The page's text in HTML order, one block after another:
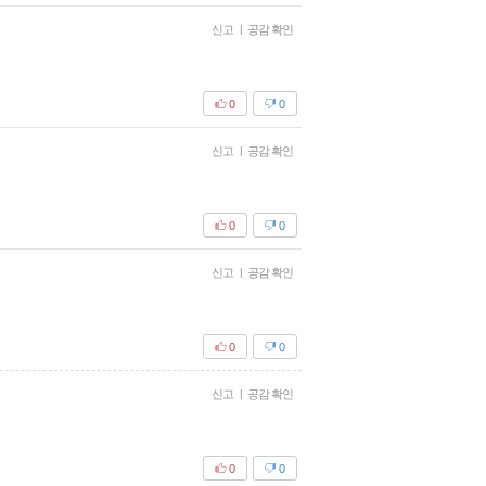
신고 | 공감 확인
0
0
신고 | 공감 확인
0
0
신고 | 공감 확인
0
0
신고 | 공감 확인
0
0